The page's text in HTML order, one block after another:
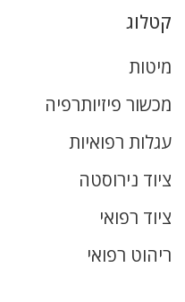
קטלוג
מיטות
מכשור פיזיותרפיה
עגלות רפואיות
ציוד נירוסטה
ציוד רפואי
ריהוט רפואי